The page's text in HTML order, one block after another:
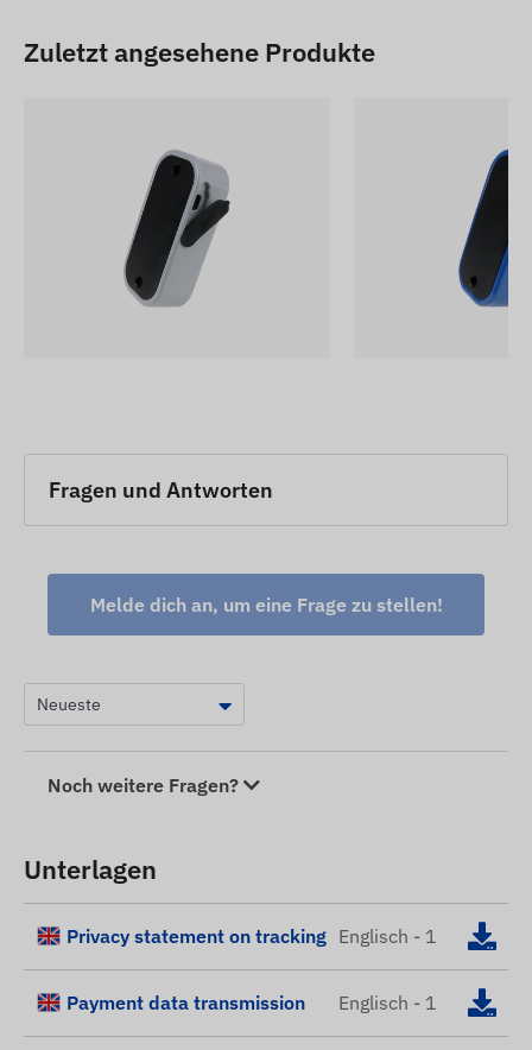
Zuletzt angesehene Produkte
Fragen und Antworten
Melde dich an, um eine Frage zu stellen!
Noch weitere Fragen?
Unterlagen
Privacy statement on tracking Englisch - 1
Payment data transmission Englisch - 1